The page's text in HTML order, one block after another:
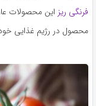
فرنگی ریز این محصولات
محصول در رژیم غذایی خود